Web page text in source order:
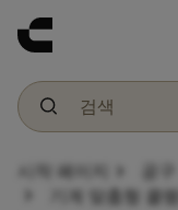
chevron_right